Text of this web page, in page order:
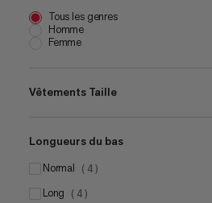
Tous les genres
Homme
Femme
Vêtements Taille
XS (5)
S (8)
M (7 )
Longueurs du bas
normal ( 4 )
long ( 4 )